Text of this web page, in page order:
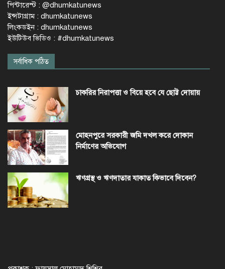
পিন্টারেস্ট : @dhumkatunews
ইন্সটাগ্রাম : dhumkatunews
লিংকডইন : dhumkatunews
ইউটিউব ভিডিও : #dhumkatunews
সর্বাধিক পঠিত
চাকরির নিরাপত্তা ও বিয়ে হবে যে ছোট্ট দোয়ায়
মোহনপুরে সরকারী জমি দখল করে দোকান
নির্মাণের অভিযোগ
ঋণগ্রস্থ ও ঋণদাতার যাকাত কিভাবে দিবেন?